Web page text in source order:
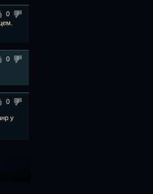
0
0
0
у